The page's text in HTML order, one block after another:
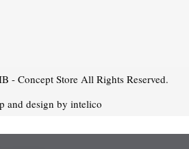
- Concept Store All Rights Reserved.
and design by intelico